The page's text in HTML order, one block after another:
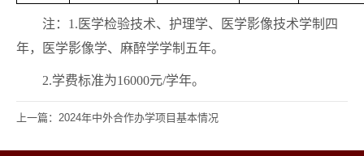
注：1.医学检验技术、护理学、医学影像技术学制四
年，医学影像学、麻醉学学制五年。
2.学费标准为16000元/学年。
上一篇：2024年中外合作办学项目基本情况